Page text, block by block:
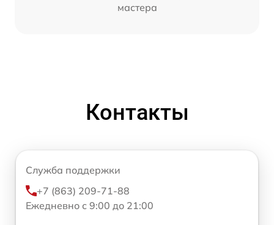
мастера
Контакты
Служба поддержки
+7 (863) 209-71-88
Ежедневно с 9:00 до 21:00